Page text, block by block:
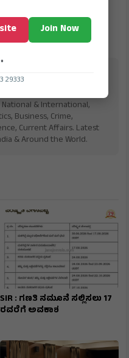
National & International,
Business, Crime,
Current Affairs. Latest
& Around the World.
SIR : ಗಣತಿ ನಮೂನೆ ಸಲ್ಲಿಸಲು 17
ರವರೆಗೆ ಅವಕಾಶ
Join Now
®
29333